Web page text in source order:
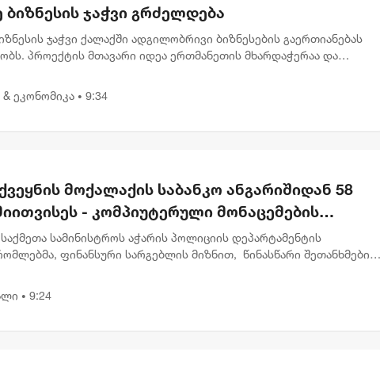
ბიზნესის ჯაჭვი გრძელდება
ჯაჭვი ქალაქში ადგილობრივი ბიზნესების გაერთიანებას
პროექტის მთავარი იდეა ერთმანეთის მხარდაჭერაა და
& ეკონომიკა • 9:34
მოქალაქის საბანკო ანგარიშიდან 58
- კომპიუტერული მონაცემების
ბრალდებით 1 პირი დააკავეს, მეორეს
დევნა დაიწყო
საქმეთა სამინისტროს აჭარის პოლიციის დეპარტამენტის
ფინანსური სარგებლის მიზნით, წინასწარი შეთანხმებით
• 9:24